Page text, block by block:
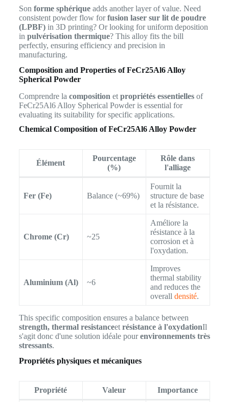
Son forme sphériqueadds another layer of value. Need
consistent powder flow forfusion laser sur lit de poudre
(LPBF)in 3D printing? Or looking for uniform deposition
in pulvérisation thermique? This alloy fits the bill
perfectly, ensuring efficiency and precision in
manufacturing.
Composition and Properties of FeCr25Al6 Alloy
Spherical Powder
Comprendre la composition et propriétés essentiellesof
FeCr25Al6 Alloy Spherical Powder is essential for
evaluating its suitability for specific applications.
Chemical Composition of FeCr25Al6 Alloy Powder
Élément
Pourcentage
(%)
Rôle dans
l'alliage
Fer (Fe) Balance (~69%)
Fournit la
structure de base
et la résistance.
Chrome (Cr) ~25
Améliore la
résistance à la
corrosion et à
l'oxydation.
Aluminium (Al) ~6
Improves
thermal stability
and reduces the
overall densité.
This specific composition ensures a balance between
strength, thermal resistanceet résistance à l'oxydationIl
s'agit donc d'une solution idéale pourenvironnements très
stressants.
Propriétés physiques et mécaniques
Propriété Valeur Importance